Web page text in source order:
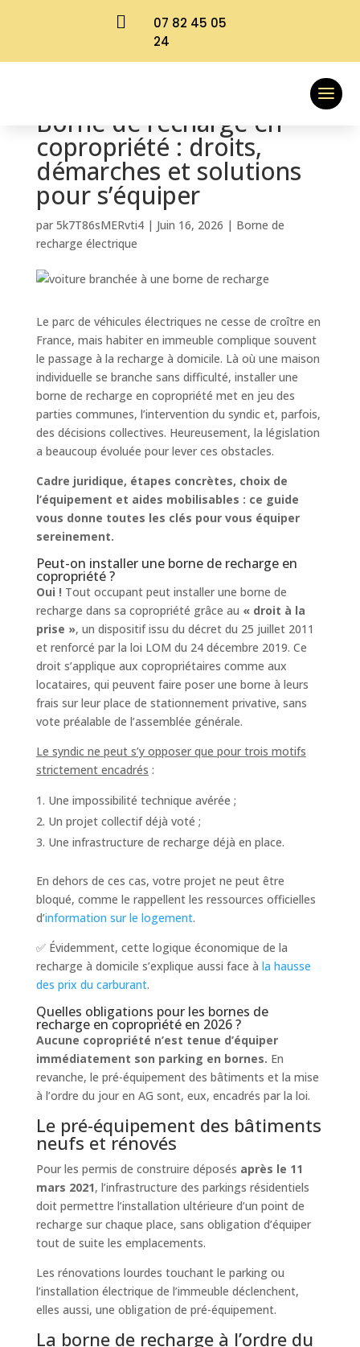

07 82 45 05
24
Borne de recharge en
copropriété : droits,
démarches et solutions
pour s’équiper
par 5k7T86sMERvti4| Juin 16, 2026 | Borne de
recharge électrique
Le parc de véhicules électriques ne cesse de croître en
France, mais habiter en immeuble complique souvent
le passage à la recharge à domicile. Là où une maison
individuelle se branche sans difficulté, installer une
borne de recharge en copropriété met en jeu des
parties communes, l’intervention du syndic et, parfois,
des décisions collectives. Heureusement, la législation
a beaucoup évoluée pour lever ces obstacles.
Cadre juridique, étapes concrètes, choix de
l’équipement et aides mobilisables : ce guide
vous donne toutes les clés pour vous équiper
sereinement.
Peut-on installer une borne de recharge en
copropriété ?
Oui ! Tout occupant peut installer une borne de
recharge dans sa copropriété grâce au « droit à la
prise », un dispositif issu du décret du 25 juillet 2011
et renforcé par la loi LOM du 24 décembre 2019. Ce
droit s’applique aux copropriétaires comme aux
locataires, qui peuvent faire poser une borne à leurs
frais sur leur place de stationnement privative, sans
vote préalable de l’assemblée générale.
Le syndic ne peut s’y opposer que pour trois motifs
strictement encadrés :
Une impossibilité technique avérée ;
Un projet collectif déjà voté ;
Une infrastructure de recharge déjà en place.
En dehors de ces cas, votre projet ne peut être
bloqué, comme le rappellent les ressources officielles
d’information sur le logement.
✅ Évidemment, cette logique économique de la
recharge à domicile s’explique aussi face à la hausse
des prix du carburant.
Quelles obligations pour les bornes de
recharge en copropriété en 2026 ?
Aucune copropriété n’est tenue d’équiper
immédiatement son parking en bornes. En
revanche, le pré-équipement des bâtiments et la mise
à l’ordre du jour en AG sont, eux, encadrés par la loi.
Le pré-équipement des bâtiments
neufs et rénovés
Pour les permis de construire déposés après le 11
mars 2021, l’infrastructure des parkings résidentiels
doit permettre l’installation ultérieure d’un point de
recharge sur chaque place, sans obligation d’équiper
tout de suite les emplacements.
Les rénovations lourdes touchant le parking ou
l’installation électrique de l’immeuble déclenchent,
elles aussi, une obligation de pré-équipement.
La borne de recharge à l’ordre du